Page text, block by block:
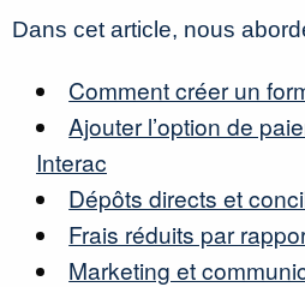
Dans cet article, nous
Comment créer un
Ajouter l’option de
Interac
Dépôts directs et
Frais réduits par
Marketing et